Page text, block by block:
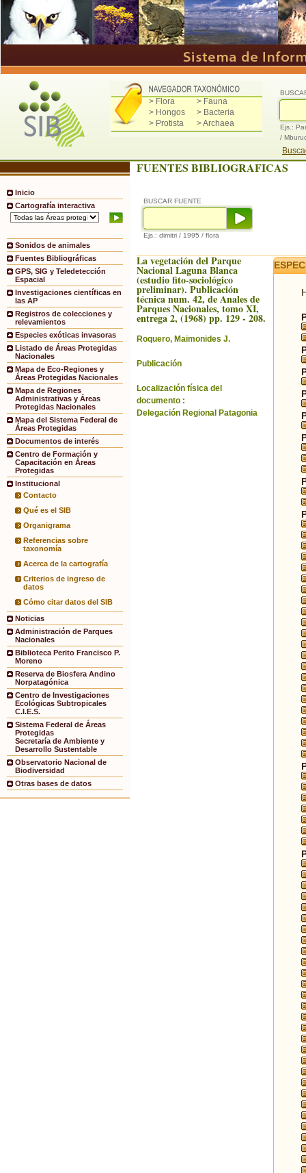
> Flora
> Fauna
> Hongos
> Bacteria
> Protista
> Archaea
Ejs.:
/
Inicio
Cartografía interactiva
Sonidos de animales
Fuentes Bibliográficas
GPS, SIG y Teledetección
Espacial
Investigaciones científicas en
las AP
Registros de colecciones y
relevamientos
Especies exóticas invasoras
Listado de Áreas Protegidas
Nacionales
Mapa de Eco-Regiones y
Áreas Protegidas Nacionales
Mapa de Regiones
Administrativas y Áreas
Protegidas Nacionales
Mapa del Sistema Federal de
Áreas Protegidas
Documentos de interés
Centro de Formación y
Capacitación en Áreas
Protegidas
Institucional
Contacto
Qué es el SIB
Organigrama
Referencias sobre
taxonomía
Acerca de la cartografía
Criterios de ingreso de
datos
Cómo citar datos del SIB
Noticias
Administración de Parques
Nacionales
Biblioteca Perito Francisco P.
Moreno
Reserva de Biosfera Andino
Norpatagónica
Centro de Investigaciones
Ecológicas Subtropicales
C.I.E.S.
Sistema Federal de Áreas
Protegidas
Secretaría de Ambiente y
Desarrollo Sustentable
Observatorio Nacional de
Biodiversidad
Otras bases de datos
FUENTES BIBLIOGRAFICAS
BUSCAR FUENTE
Ejs.: dimitri / 1995 / flora
La vegetación del Parque
Nacional Laguna Blanca
(estudio fito-sociológico
preliminar). Publicación
técnica num. 42, de Anales de
Parques Nacionales, tomo XI,
entrega 2, (1968) pp. 129 - 208.
Roquero, Maimonides J.
Publicación
Localización física del
documento :
Delegación Regional Patagonia